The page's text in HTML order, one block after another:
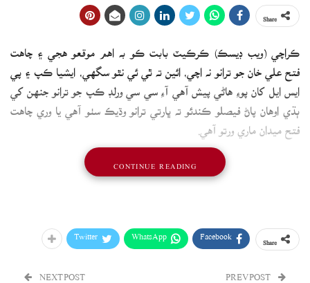
ڪراچي (ويب ڊيسڪ) ڪرڪيٽ بابت ڪو به اهم موقعو هجي ۽ چاهت
فتح علي خان جو ترانو نه اچي، ائين ته ٿي ئي نٿو سگھي، ايشيا ڪپ ۽ پي
ايس ايل کان پوءِ هاڻي پيش آهي آءِ سي سي ورلڊ ڪپ جو ترانو جنهن کي
ٻڌي اوهان پاڻ فيصلو ڪندئو ته ڀارتي ترانو وڌيڪ سٺو آهي يا وري چاهت
فتح ميدان ماري ورتو آهي.
ICC Cricket World Cup 2023
Facebook
WhatsApp
Twitter
NEXT POST